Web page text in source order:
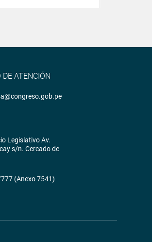
DE ATENCIÓN
Legislativo Av.
s/n. Cercado de
(Anexo 7541)